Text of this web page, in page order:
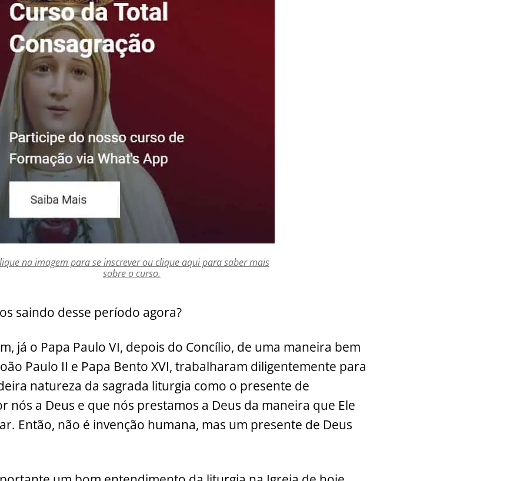
na imagem para se inscrever ou clique aqui para saber mais
sobre o curso.
saindo desse período agora?
já o Papa Paulo VI, depois do Concílio, de uma maneira bem
Paulo II e Papa Bento XVI, trabalharam diligentemente para
natureza da sagrada liturgia como o presente de
nós a Deus e que nós prestamos a Deus da maneira que Ele
Então, não é invenção humana, mas um presente de Deus